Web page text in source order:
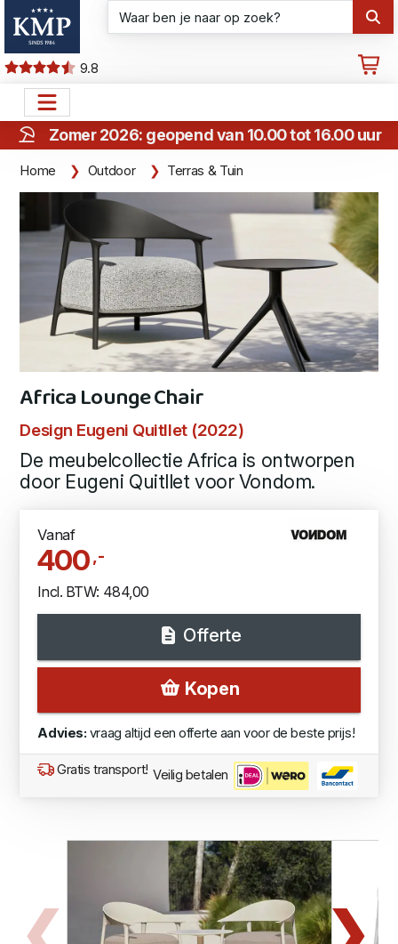
9.8
Zomer 2026: geopend van 10.00 tot 16.00 uur
Home Outdoor Terras & Tuin
Africa Lounge Chair
Design Eugeni Quitllet (2022)
De meubelcollectie Africa is ontworpen
door Eugeni Quitllet voor Vondom.
Vanaf
400,-
Incl. BTW: 484,00
Offerte
Kopen
Advies: vraag altijd een offerte aan voor de beste prijs!
Gratis transport! Veilig betalen